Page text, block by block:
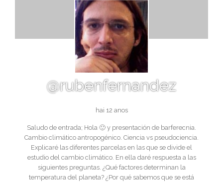
@rubenfernandez
hai 12 anos
Saludo de entrada; Hola 🙂 y presentación de barferecnia.
Cambio climático antropogénico. Ciencia vs pseudociencia.
Explicaré las diferentes parcelas en las que se divide el
estudio del cambio climático. En ella daré respuesta a las
siguientes preguntas. ¿Qué factores determinan la
temperatura del planeta? ¿Por qué sabemos que se está